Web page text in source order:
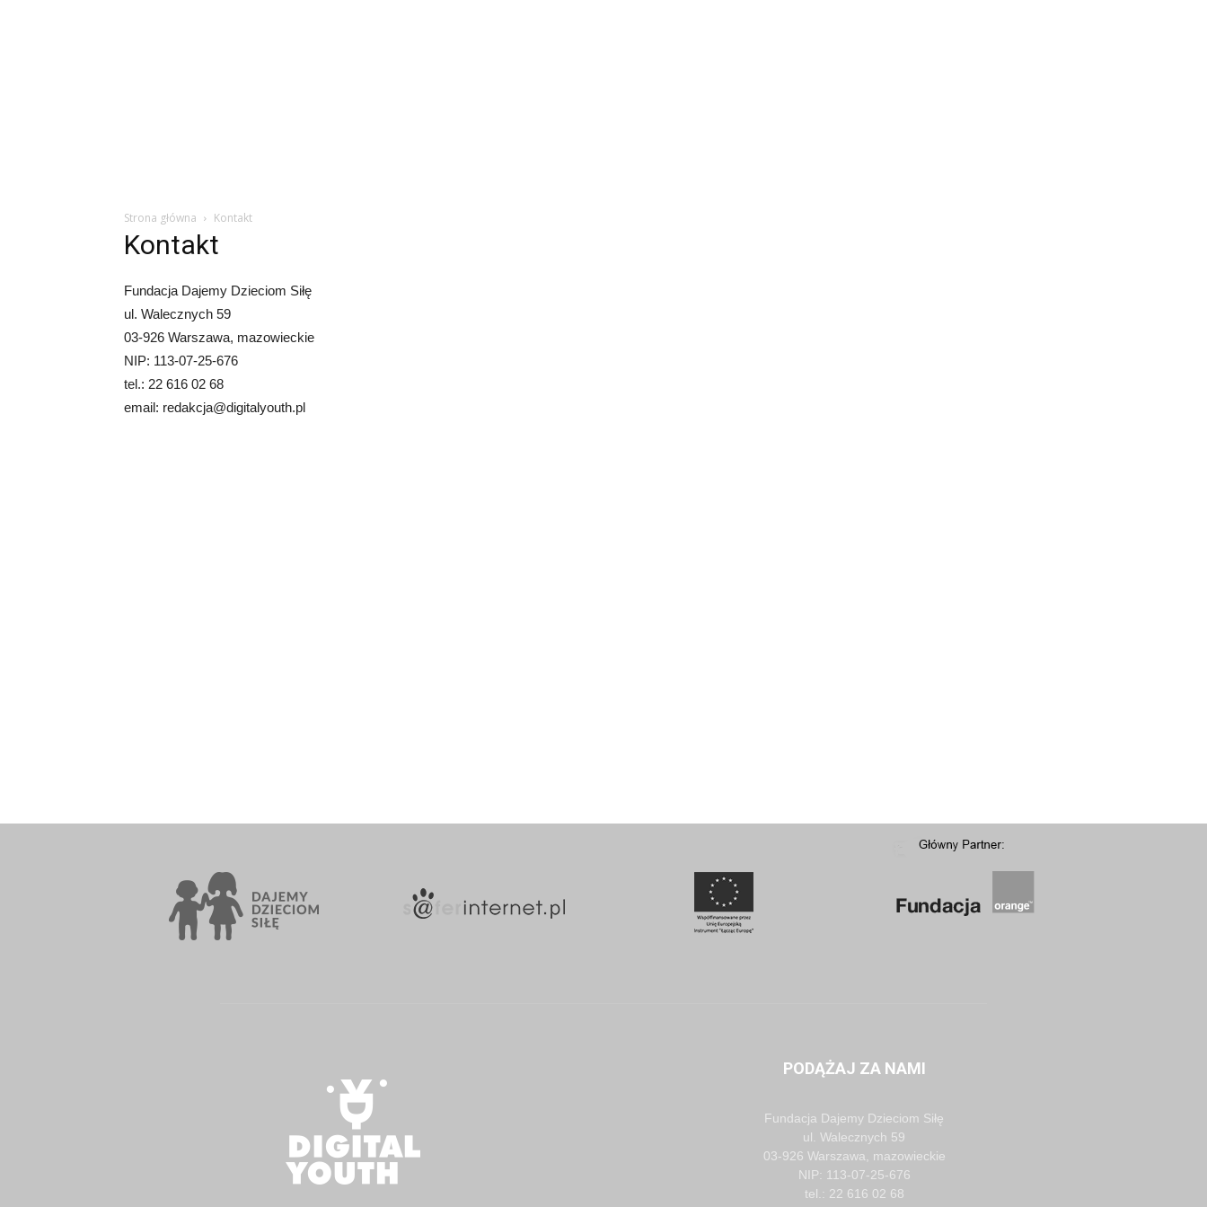
Strona główna Kontakt
Kontakt
Fundacja Dajemy Dzieciom Siłę
ul. Walecznych 59
03-926 Warszawa, mazowieckie
NIP: 113-07-25-676
tel.: 22 616 02 68
email: redakcja@digitalyouth.pl
PODĄŻAJ ZA NAMI
Fundacja Dajemy Dzieciom Siłę
ul. Walecznych 59
03-926 Warszawa, mazowieckie
NIP: 113-07-25-676
tel.: 22 616 02 68